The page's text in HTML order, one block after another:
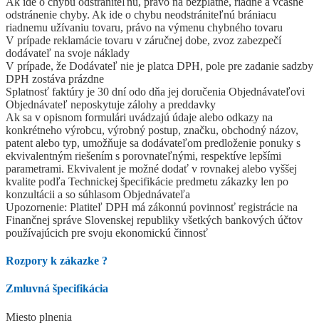
odstránenie chyby. Ak ide o chybu neodstrániteľnú brániacu
riadnemu užívaniu tovaru, právo na výmenu chybného tovaru
V prípade reklamácie tovaru v záručnej dobe, zvoz zabezpečí
dodávateľ na svoje náklady
V prípade, že Dodávateľ nie je platca DPH, pole pre zadanie sadzby
DPH zostáva prázdne
Splatnosť faktúry je 30 dní odo dňa jej doručenia Objednávateľovi
Objednávateľ neposkytuje zálohy a preddavky
Ak sa v opisnom formulári uvádzajú údaje alebo odkazy na
konkrétneho výrobcu, výrobný postup, značku, obchodný názov,
patent alebo typ, umožňuje sa dodávateľom predloženie ponuky s
ekvivalentným riešením s porovnateľnými, respektíve lepšími
parametrami. Ekvivalent je možné dodať v rovnakej alebo vyššej
kvalite podľa Technickej špecifikácie predmetu zákazky len po
konzultácii a so súhlasom Objednávateľa
Upozornenie: Platiteľ DPH má zákonnú povinnosť registrácie na
Finančnej správe Slovenskej republiky všetkých bankových účtov
používajúcich pre svoju ekonomickú činnosť
Rozpory k zákazke ?
Zmluvná špecifikácia
Miesto plnenia